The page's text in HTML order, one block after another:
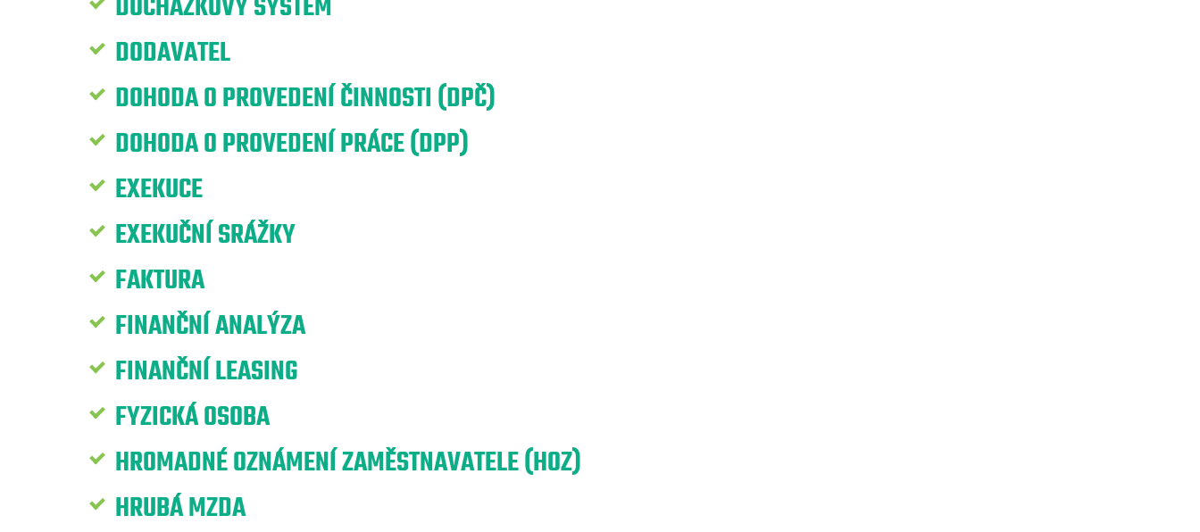
DODAVATEL
DOHODA O PROVEDENÍ ČINNOSTI (DPČ)
DOHODA O PROVEDENÍ PRÁCE (DPP)
EXEKUCE
EXEKUČNÍ SRÁŽKY
FAKTURA
FINANČNÍ ANALÝZA
FINANČNÍ LEASING
FYZICKÁ OSOBA
HROMADNÉ OZNÁMENÍ ZAMĚSTNAVATELE (HOZ)
HRUBÁ MZDA